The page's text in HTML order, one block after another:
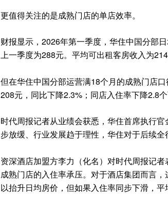
更值得关注的是成熟门店的单店效率。
财报显示，2026年第一季度，华住中国分部
上一季度为288元。平均可出租客房收入为214
但在华住中国分部运营满18个月的成熟门店
208元，同比下降2.3%；同店入住率下降2.8个
时代周报记者从业绩会获悉，华住首席执行
步放缓、行业发展趋于理性，华住对于后续全
资深酒店加盟方李力（化名）对时代周报记
成熟门店的入住率承压。对于酒店集团而言
以抬升日均房价，但如果入住率同步下滑，平